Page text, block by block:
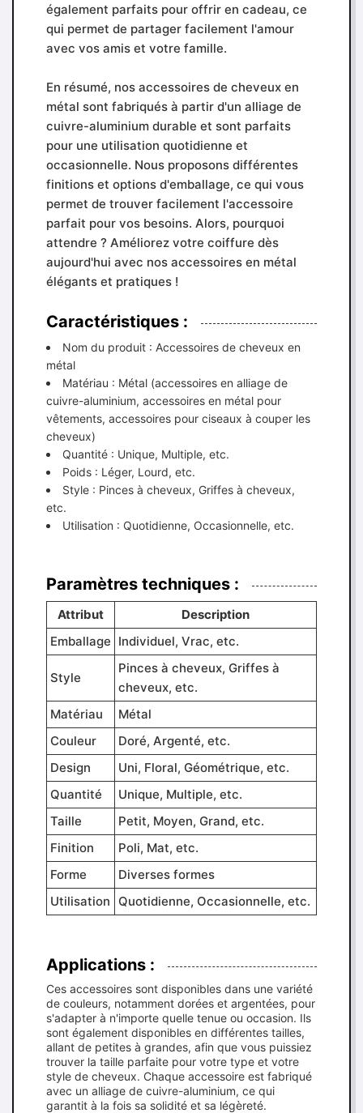
également parfaits pour offrir en cadeau, ce
qui permet de partager facilement l'amour
avec vos amis et votre famille.
En résumé, nos accessoires de cheveux en
métal sont fabriqués à partir d'un alliage de
cuivre-aluminium durable et sont parfaits
pour une utilisation quotidienne et
occasionnelle. Nous proposons différentes
finitions et options d'emballage, ce qui vous
permet de trouver facilement l'accessoire
parfait pour vos besoins. Alors, pourquoi
attendre ? Améliorez votre coiffure dès
aujourd'hui avec nos accessoires en métal
élégants et pratiques !
Caractéristiques :
Nom du produit : Accessoires de cheveux en
métal
Matériau : Métal (accessoires en alliage de
cuivre-aluminium, accessoires en métal pour
vêtements, accessoires pour ciseaux à couper les
cheveux)
Quantité : Unique, Multiple, etc.
Poids : Léger, Lourd, etc.
Style : Pinces à cheveux, Griffes à cheveux,
etc.
Utilisation : Quotidienne, Occasionnelle, etc.
Paramètres techniques :
Attribut
Description
Emballage Individuel, Vrac, etc.
Style
Pinces à cheveux, Griffes à
cheveux, etc.
Matériau
Métal
Couleur
Doré, Argenté, etc.
Design
Uni, Floral, Géométrique, etc.
Quantité
Unique, Multiple, etc.
Taille
Petit, Moyen, Grand, etc.
Finition
Poli, Mat, etc.
Forme
Diverses formes
Utilisation Quotidienne, Occasionnelle, etc.
Applications :
Ces accessoires sont disponibles dans une variété
de couleurs, notamment dorées et argentées, pour
s'adapter à n'importe quelle tenue ou occasion. Ils
sont également disponibles en différentes tailles,
allant de petites à grandes, afin que vous puissiez
trouver la taille parfaite pour votre type et votre
style de cheveux. Chaque accessoire est fabriqué
avec un alliage de cuivre-aluminium, ce qui
garantit à la fois sa solidité et sa légèreté.